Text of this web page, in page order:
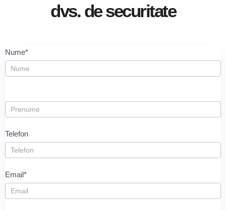
dvs. de securitate
Contact
Us
Nume*
Telefon
Email*